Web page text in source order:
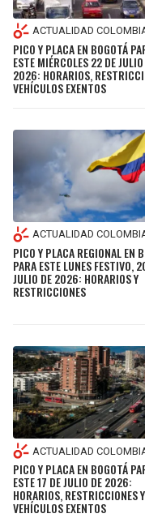
ACTUALIDAD
PICO Y PLACA EN BOGOTÁ
ESTE MIÉRCOLES 22 DE
2026: HORARIOS,
VEHÍCULOS EXENTOS
ACTUALIDAD
PICO Y PLACA REGIONAL EN
PARA ESTE LUNES FESTIVO,
JULIO DE 2026: HORARIOS Y
RESTRICCIONES
ACTUALIDAD
PICO Y PLACA EN BOGOTÁ
ESTE 17 DE JULIO DE 2026:
HORARIOS, RESTRICCIONES Y
VEHÍCULOS EXENTOS